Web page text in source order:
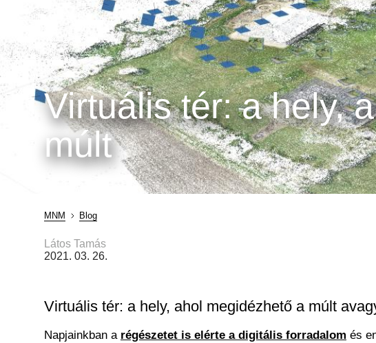
Virtuális tér: a hely,
múlt
Morzsa
MNM Blog
Látos Tamás
2021. 03. 26.
Virtuális tér: a hely, ahol megidézhető a múlt
Napjainkban a régészetet is elérte a digitális forradalom és